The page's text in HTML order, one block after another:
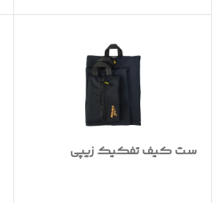
ست کیف تفکیک زیپی